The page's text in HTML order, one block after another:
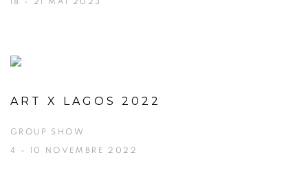
ART X LAGOS 2022
GROUP SHOW
4 - 10 NOVEMBRE 2022